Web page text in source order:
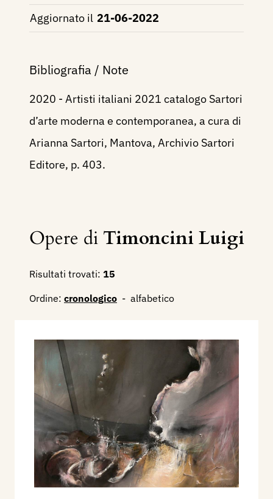
Aggiornato il 21-06-2022
Bibliografia / Note
2020 - Artisti italiani 2021 catalogo Sartori
d’arte moderna e contemporanea, a cura di
Arianna Sartori, Mantova, Archivio Sartori
Editore, p. 403.
Opere di Timoncini Luigi
Risultati trovati: 15
Ordine: cronologico - alfabetico